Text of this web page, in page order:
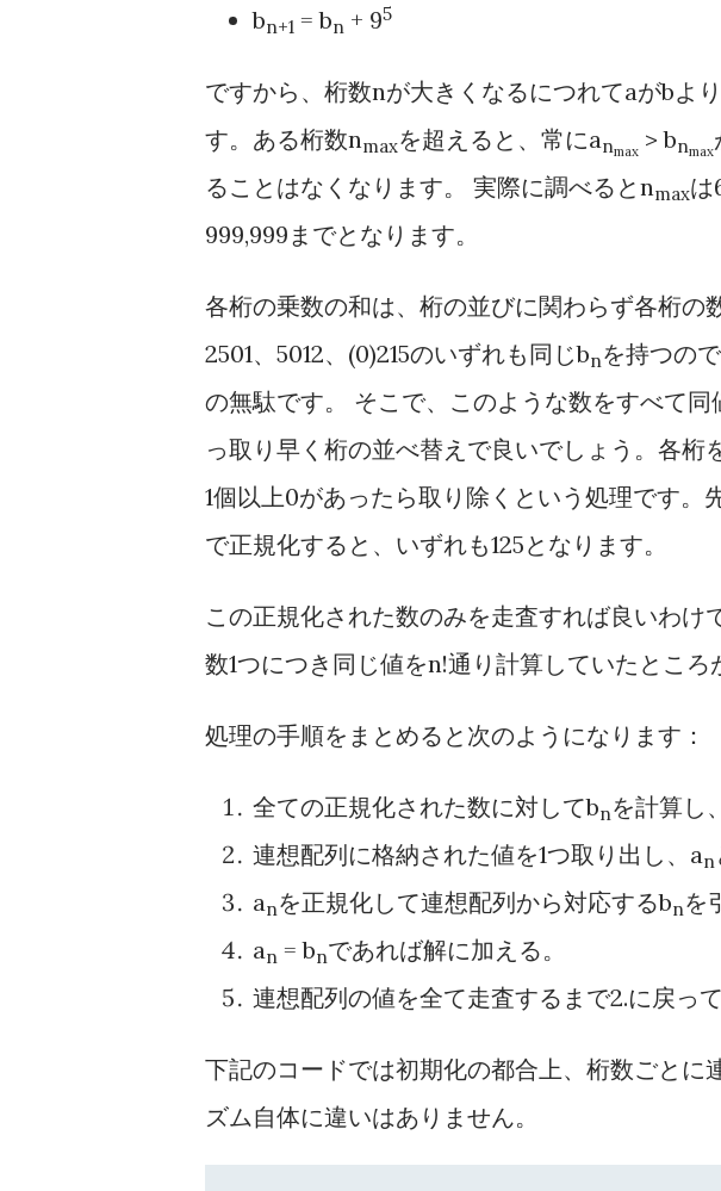
bn+1 = bn + 95
ですから、桁数nが大きくなるにつれてaがbよ
す。ある桁数nmaxを超えると、常にanmax > bnmax
ることはなくなります。 実際に調べるとnmaxは
999,999までとなります。
各桁の乗数の和は、桁の並びに関わらず各桁の
2501、5012、(0)215のいずれも同じbnを持つの
の無駄です。 そこで、このような数をすべて
っ取り早く桁の並べ替えで良いでしょう。各
1個以上0があったら取り除くという処理です。
で正規化すると、いずれも125となります。
この正規化された数のみを走査すれば良いわけ
数1つにつき同じ値をn!通り計算していたとこ
処理の手順をまとめると次のようになります：
全ての正規化された数に対してbnを計算し
連想配列に格納された値を1つ取り出し、an
anを正規化して連想配列から対応するbnを
an = bnであれば解に加える。
連想配列の値を全て走査するまで2.に戻って
下記のコードでは初期化の都合上、桁数ごとに
ズム自体に違いはありません。